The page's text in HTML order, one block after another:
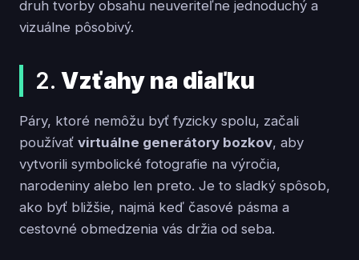
druh tvorby obsahu neuveriteľne jednoduchý a
vizuálne pôsobivý.
2. Vzťahy na diaľku
Páry, ktoré nemôžu byť fyzicky spolu, začali
používať virtuálne generátory bozkov, aby
vytvorili symbolické fotografie na výročia,
narodeniny alebo len preto. Je to sladký spôsob,
ako byť bližšie, najmä keď časové pásma a
cestovné obmedzenia vás držia od seba.